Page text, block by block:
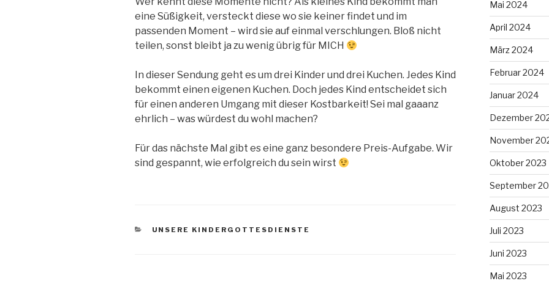
eine Süßigkeit, versteckt diese wo sie keiner findet und im
passenden Moment – wird sie auf einmal verschlungen. Bloß nicht
teilen, sonst bleibt ja zu wenig übrig für MICH
In dieser Sendung geht es um drei Kinder und drei Kuchen. Jedes Kind
bekommt einen eigenen Kuchen. Doch jedes Kind entscheidet sich
für einen anderen Umgang mit dieser Kostbarkeit! Sei mal gaaanz
ehrlich – was würdest du wohl machen?
Für das nächste Mal gibt es eine ganz besondere Preis-Aufgabe. Wir
sind gespannt, wie erfolgreich du sein wirst
KATEGORIEN
UNSERE KINDERGOTTESDIENSTE
Mai 2024
April 2024
März 2024
Februar 2024
Januar 2024
Dezember
November
Oktober 2023
September
August 2023
Juli 2023
Juni 2023
Mai 2023